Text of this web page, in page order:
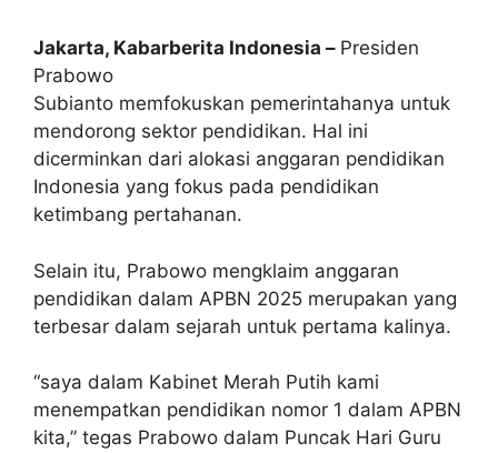
Jakarta, Kabarberita Indonesia – Presiden
Prabowo
Subianto memfokuskan pemerintahanya untuk
mendorong sektor pendidikan. Hal ini
dicerminkan dari alokasi anggaran pendidikan
Indonesia yang fokus pada pendidikan
ketimbang pertahanan.
Selain itu, Prabowo mengklaim anggaran
pendidikan dalam APBN 2025 merupakan yang
terbesar dalam sejarah untuk pertama kalinya.
“saya dalam Kabinet Merah Putih kami
menempatkan pendidikan nomor 1 dalam APBN
kita,” tegas Prabowo dalam Puncak Hari Guru